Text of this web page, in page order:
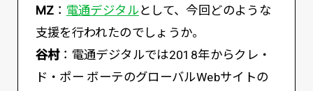
MZ ： 電通デジタルとして、今回どのような
支援を行われたのでしょうか。
谷村：電通デジタルでは2018年からクレ・
ド・ポー ボーテのグローバルWebサイトの